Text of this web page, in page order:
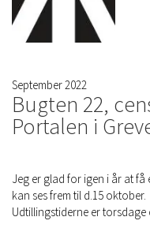
September 2022
Bugten 22,
Portalen i
Jeg er glad for igen i år at
kan ses frem til d.15 oktober.
Udtillingstiderne er torsdage